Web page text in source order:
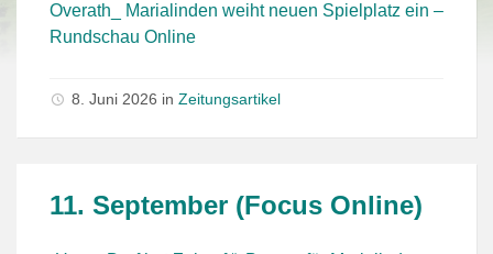
Overath_ Marialinden weiht neuen Spielplatz ein –
Rundschau Online
8. Juni 2026 in Zeitungsartikel
11. September (Focus Online)